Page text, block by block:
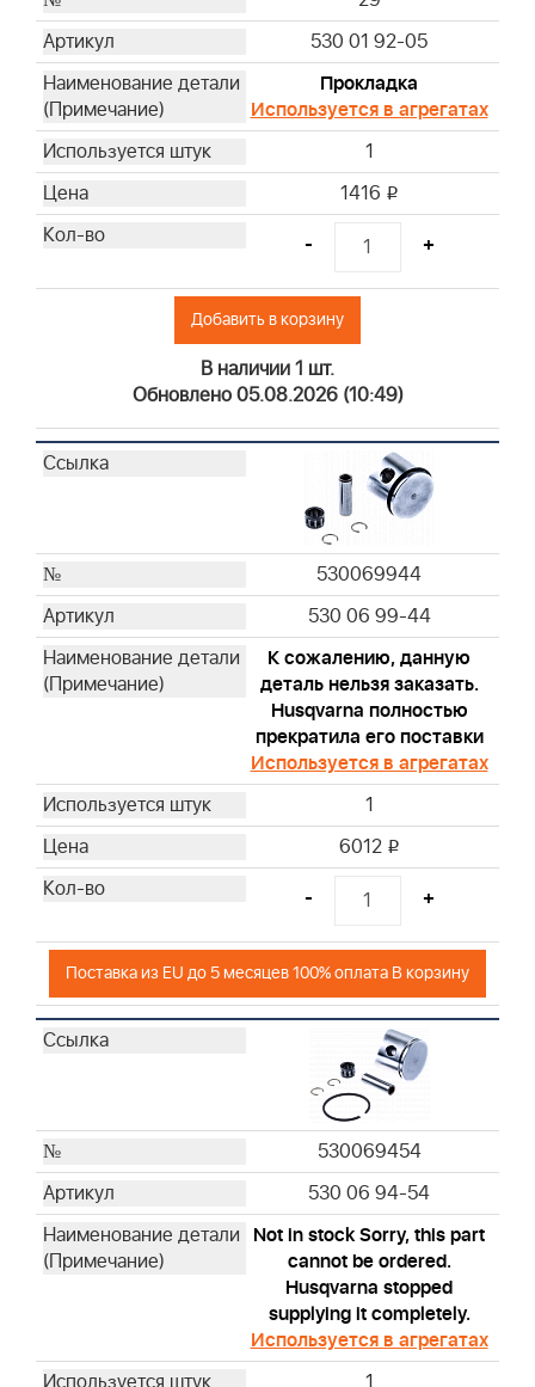
530 01 92-05
Прокладка
Используется в агрегатах
1
1416 i
- +
Добавить в корзину
В наличии 1 шт.
Обновлено 05.08.2026 (10:49)
530069944
530 06 99-44
К сожалению, данную
деталь нельзя заказать.
Husqvarna полностью
прекратила его поставки
Используется в агрегатах
1
6012 i
- +
Поставка из EU до 5 месяцев 100% оплата В корзину
530069454
530 06 94-54
Not in stock Sorry, this part
cannot be ordered.
Husqvarna stopped
supplying it completely.
Используется в агрегатах